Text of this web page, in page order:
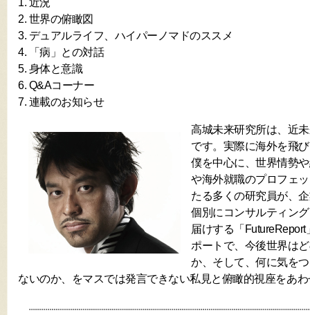
1. 近況
2. 世界の俯瞰図
3. デュアルライフ、ハイパーノマドのススメ
4. 「病」との対話
5. 身体と意識
6. Q&Aコーナー
7. 連載のお知らせ
高城未来研究所は、近
です。実際に海外を飛
僕を中心に、世界情勢
や海外就職のプロフェ
たる多くの研究員が、
個別にコンサルティン
届けする「
ポートで、今後世界は
か、そして、何に気を
ないのか、をマスでは発言できない私見と俯瞰的視座をあ